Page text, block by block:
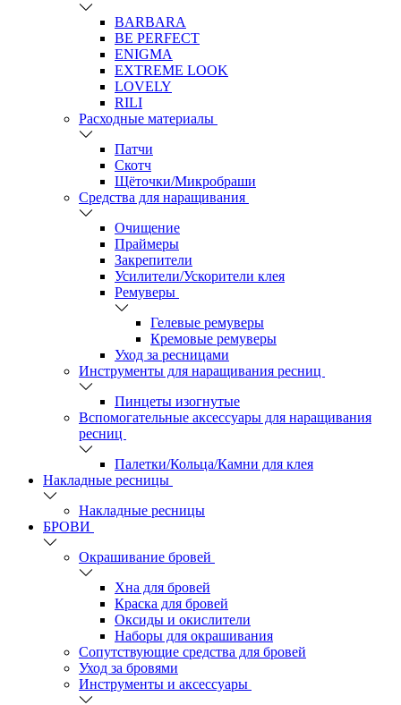
BARBARA
BE PERFECT
ENIGMA
EXTREME LOOK
LOVELY
RILI
Расходные материалы
Патчи
Скотч
Щёточки/Микробраши
Средства для наращивания
Очищение
Праймеры
Закрепители
Усилители/Ускорители клея
Ремуверы
Гелевые ремуверы
Кремовые ремуверы
Уход за ресницами
Инструменты для наращивания ресниц
Пинцеты изогнутые
Вспомогательные аксессуары для наращивания
ресниц
Палетки/Кольца/Камни для клея
Накладные ресницы
Накладные ресницы
БРОВИ
Окрашивание бровей
Хна для бровей
Краска для бровей
Оксиды и окислители
Наборы для окрашивания
Сопутствующие средства для бровей
Уход за бровями
Инструменты и аксессуары